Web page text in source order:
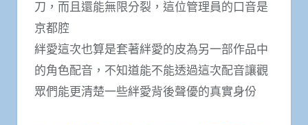
刀，而且還能無限分裂，這位管理員的口音是
京都腔
絆愛這次也算是套著絆愛的皮為另一部作品中
的角色配音，不知道能不能透過這次配音讓觀
眾們能更清楚一些絆愛背後聲優的真實身份